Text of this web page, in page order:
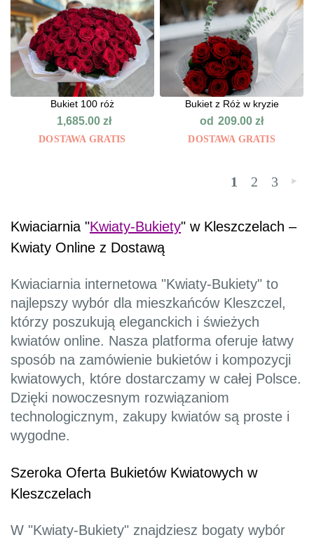
Bukiet 100 róż
1,685.00zł
DOSTAWA GRATIS
Bukiet z Róż w kryzie
od 209.00zł
DOSTAWA GRATIS
1 2 3 »
Kwiaciarnia "Kwiaty-Bukiety" w Kleszczelach –
Kwiaty Online z Dostawą
Kwiaciarnia internetowa "Kwiaty-Bukiety" to
najlepszy wybór dla mieszkańców Kleszczel,
którzy poszukują eleganckich i świeżych
kwiatów online. Nasza platforma oferuje łatwy
sposób na zamówienie bukietów i kompozycji
kwiatowych, które dostarczamy w całej Polsce.
Dzięki nowoczesnym rozwiązaniom
technologicznym, zakupy kwiatów są proste i
wygodne.
Szeroka Oferta Bukietów Kwiatowych w
Kleszczelach
W "Kwiaty-Bukiety" znajdziesz bogaty wybór